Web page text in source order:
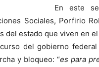
En este
Sociales, Porfirio
del estado que viven en
del gobierno
y bloqueo: “es para